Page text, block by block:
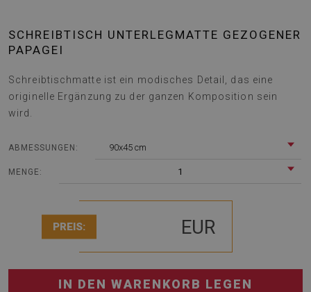
SCHREIBTISCH UNTERLEGMATTE GEZOGENER
PAPAGEI
Schreibtischmatte ist ein modisches Detail, das eine
originelle Ergänzung zu der ganzen Komposition sein
wird.
ABMESSUNGEN: 90x45 cm
MENGE: 1
PREIS: EUR
IN DEN WARENKORB LEGEN